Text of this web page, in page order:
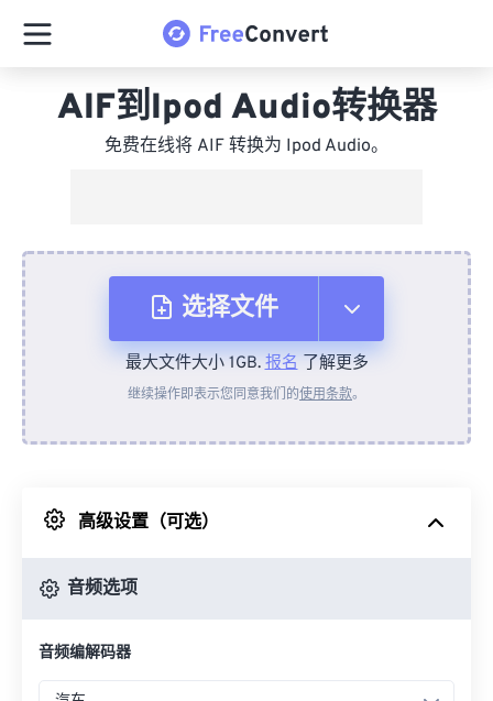
AIF到Ipod Audio转换器
免费在线将 AIF 转换为 Ipod Audio。
选择文件
从设备
来自 Google Drive
最大文件大小 1GB.报名了解更多
继续操作即表示您同意我们的使用条款。
高级设置（可选）
音频选项
音频编解码器